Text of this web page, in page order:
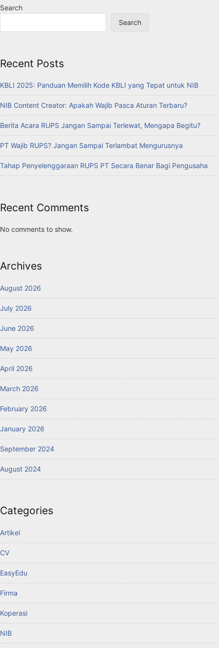
Search
Search
Recent Posts
KBLI 2025: Panduan Memilih Kode KBLI yang Tepat untuk NIB
NIB Content Creator: Apakah Wajib Pasca Aturan Terbaru?
Berita Acara RUPS Jangan Sampai Terlewat, Mengapa Begitu?
PT Wajib RUPS? Jangan Sampai Terlambat Mengurusnya
Tahap Penyelenggaraan RUPS PT Secara Benar Bagi Pengusaha
Recent Comments
No comments to show.
Archives
August 2026
July 2026
June 2026
May 2026
April 2026
March 2026
February 2026
January 2026
September 2024
August 2024
Categories
Artikel
CV
EasyEdu
Firma
Koperasi
NIB